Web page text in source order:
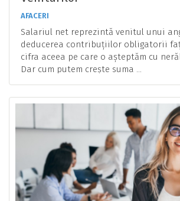
AFACERI
Salariul net reprezintă venitul unui
deducerea contribuțiilor obligatorii
cifra aceea pe care o așteptăm cu
Dar cum putem crește suma ...